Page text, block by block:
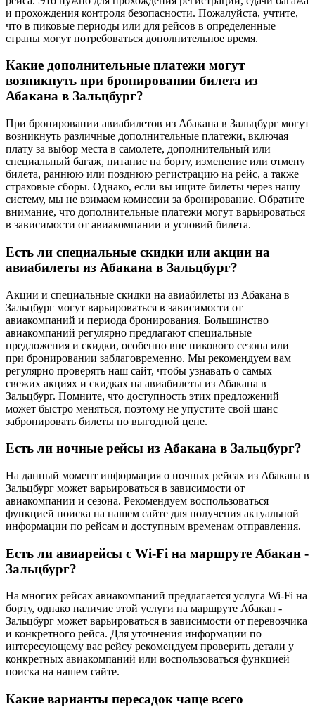
и прохождения контроля безопасности. Пожалуйста, учтите,
что в пиковые периоды или для рейсов в определенные
страны могут потребоваться дополнительное время.
Какие дополнительные платежи могут
возникнуть при бронировании билета из
Абакана в Зальцбург?
При бронировании авиабилетов из Абакана в Зальцбург могут
возникнуть различные дополнительные платежи, включая
плату за выбор места в самолете, дополнительный или
специальный багаж, питание на борту, изменение или отмену
билета, раннюю или позднюю регистрацию на рейс, а также
страховые сборы. Однако, если вы ищите билеты через нашу
систему, мы не взимаем комиссии за бронирование. Обратите
внимание, что дополнительные платежи могут варьироваться
в зависимости от авиакомпании и условий билета.
Есть ли специальные скидки или акции на
авиабилеты из Абакана в Зальцбург?
Акции и специальные скидки на авиабилеты из Абакана в
Зальцбург могут варьироваться в зависимости от
авиакомпаний и периода бронирования. Большинство
авиакомпаний регулярно предлагают специальные
предложения и скидки, особенно вне пикового сезона или
при бронировании заблаговременно. Мы рекомендуем вам
регулярно проверять наш сайт, чтобы узнавать о самых
свежих акциях и скидках на авиабилеты из Абакана в
Зальцбург. Помните, что доступность этих предложений
может быстро меняться, поэтому не упустите свой шанс
забронировать билеты по выгодной цене.
Есть ли ночные рейсы из Абакана в Зальцбург?
На данный момент информация о ночных рейсах из Абакана в
Зальцбург может варьироваться в зависимости от
авиакомпании и сезона. Рекомендуем воспользоваться
функцией поиска на нашем сайте для получения актуальной
информации по рейсам и доступным временам отправления.
Есть ли авиарейсы с Wi-Fi на маршруте Абакан -
Зальцбург?
На многих рейсах авиакомпаний предлагается услуга Wi-Fi на
борту, однако наличие этой услуги на маршруте Абакан -
Зальцбург может варьироваться в зависимости от перевозчика
и конкретного рейса. Для уточнения информации по
интересующему вас рейсу рекомендуем проверить детали у
конкретных авиакомпаний или воспользоваться функцией
поиска на нашем сайте.
Какие варианты пересадок чаще всего